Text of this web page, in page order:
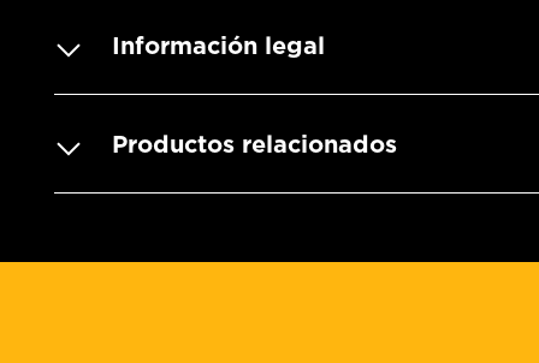
Información legal
Productos relacionados